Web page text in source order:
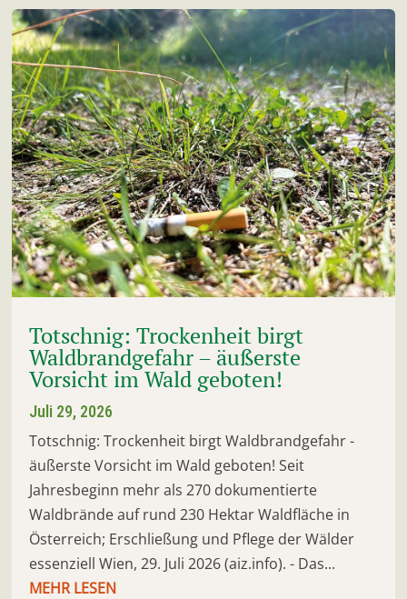
Totschnig: Trockenheit birgt
Waldbrandgefahr – äußerste
Vorsicht im Wald geboten!
Juli 29, 2026
Totschnig: Trockenheit birgt Waldbrandgefahr -
äußerste Vorsicht im Wald geboten! Seit
Jahresbeginn mehr als 270 dokumentierte
Waldbrände auf rund 230 Hektar Waldfläche in
Österreich; Erschließung und Pflege der Wälder
essenziell Wien, 29. Juli 2026 (aiz.info). - Das...
MEHR LESEN